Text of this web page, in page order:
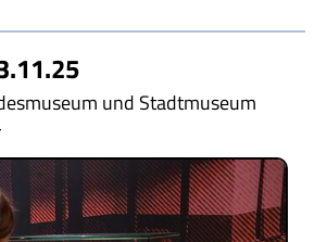
und Stadtmuseum